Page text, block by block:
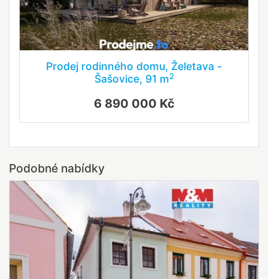
Prodej rodinného domu, Želetava -
Šašovice, 91 m2
6 890 000 Kč
Podobné nabídky